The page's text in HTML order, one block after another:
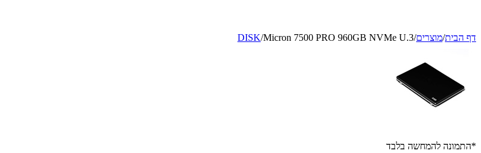
דף הבית/מוצרים/
DISK/Micron 7500 PRO 960GB NVMe U.3
*התמונה להמחשה בלבד